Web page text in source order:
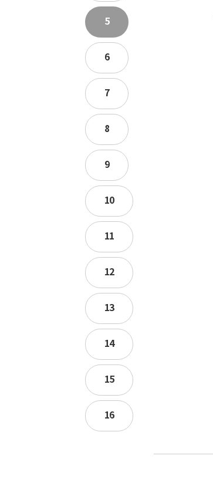
5
6
7
8
9
10
11
12
13
14
15
16